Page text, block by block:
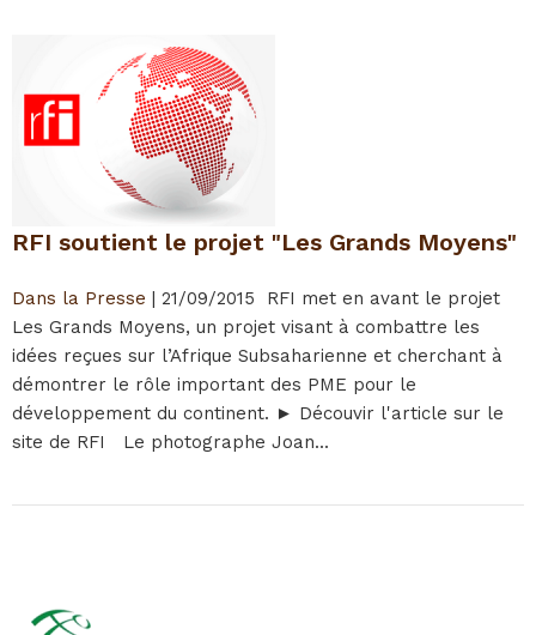
RFI soutient le projet "Les Grands Moyens"
Dans la Presse | 21/09/2015 RFI met en avant le projet
Les Grands Moyens, un projet visant à combattre les
idées reçues sur l’Afrique Subsaharienne et cherchant à
démontrer le rôle important des PME pour le
développement du continent. ► Découvir l'article sur le
site de RFI Le photographe Joan...